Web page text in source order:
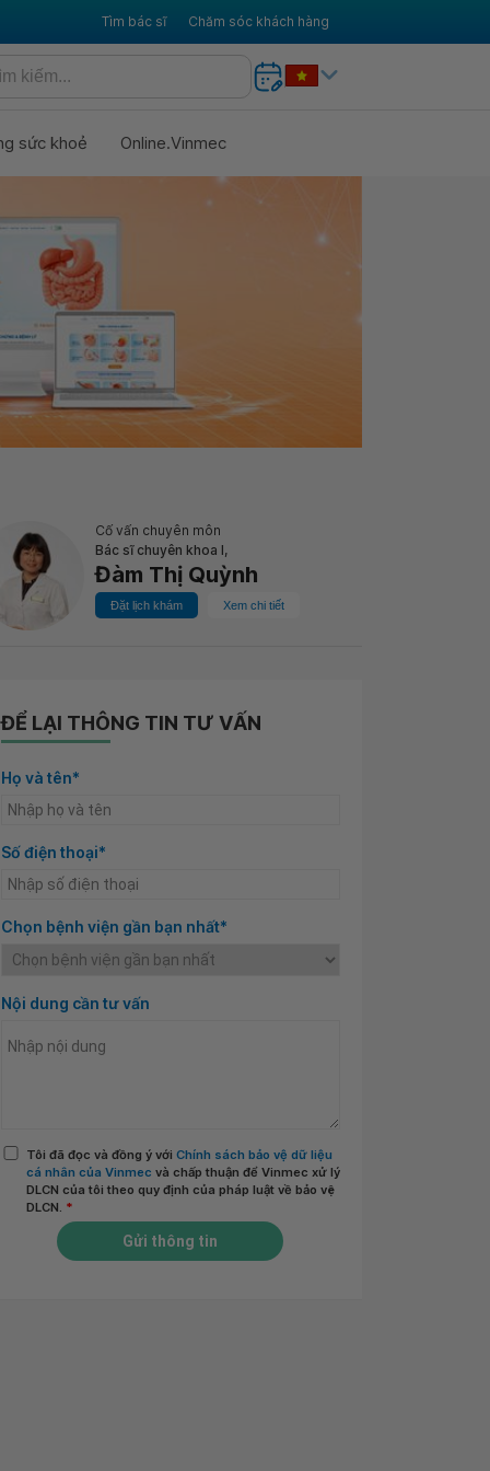
Tìm bác sĩ Chăm sóc khách hàng
sức khoẻ Online.Vinmec
Cố vấn chuyên môn
Bác sĩ chuyên khoa I,
Đàm Thị Quỳnh
Đặt lịch khám Xem chi tiết
ĐỂ LẠI THÔNG TIN TƯ VẤN
Họ và tên*
Số điện thoại*
Chọn bệnh viện gần bạn nhất*
Nội dung cần tư vấn
Tôi đã đọc và đồng ý với Chính sách bảo vệ dữ liệu
cá nhân của Vinmec và chấp thuận để Vinmec xử lý
DLCN của tôi theo quy định của pháp luật về bảo vệ
DLCN. *
Gửi thông tin